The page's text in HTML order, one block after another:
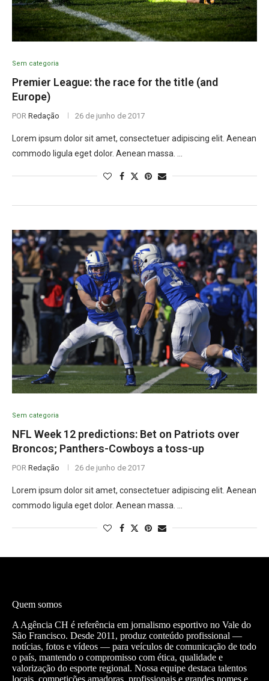
Sem categoria
Premier League: the race for the title (and
Europe)
POR Redação 26 de junho de 2017
Lorem ipsum dolor sit amet, consectetuer adipiscing elit. Aenean
commodo ligula eget dolor. Aenean massa. …
Sem categoria
NFL Week 12 predictions: Bet on Patriots over
Broncos; Panthers-Cowboys a toss-up
POR Redação 26 de junho de 2017
Lorem ipsum dolor sit amet, consectetuer adipiscing elit. Aenean
commodo ligula eget dolor. Aenean massa. …
Quem somos
A Agência CH é referência em jornalismo esportivo no Vale do
São Francisco. Desde 2011, produz conteúdo profissional —
notícias, fotos e vídeos — para veículos de comunicação de todo
o país, mantendo o compromisso com ética, qualidade e
valorização do esporte regional. Nossa equipe destaca talentos
locais, competições amadoras, profissionais e grandes nomes e